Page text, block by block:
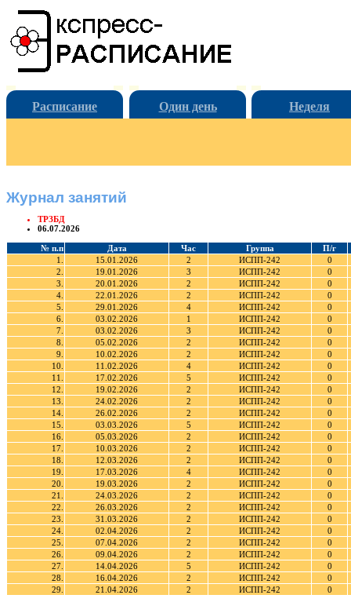
Расписание Один день Неделя
Журнал занятий
ТРЗБД
06.07.2026
№ п.п Дата Час Группа
П/г
1.
15.01.2026 2 ИСПП-242
0
2.
19.01.2026 3 ИСПП-242
0
3.
20.01.2026 2 ИСПП-242
0
4.
22.01.2026 2 ИСПП-242
0
5.
29.01.2026 4 ИСПП-242
0
6.
03.02.2026 1 ИСПП-242
0
7.
03.02.2026 3 ИСПП-242
0
8.
05.02.2026 2 ИСПП-242
0
9.
10.02.2026 2 ИСПП-242
0
10.
11.02.2026 4 ИСПП-242
0
11.
17.02.2026 5 ИСПП-242
0
12.
19.02.2026 2 ИСПП-242
0
13.
24.02.2026 2 ИСПП-242
0
14.
26.02.2026 2 ИСПП-242
0
15.
03.03.2026 5 ИСПП-242
0
16.
05.03.2026 2 ИСПП-242
0
17.
10.03.2026 2 ИСПП-242
0
18.
12.03.2026 2 ИСПП-242
0
19.
17.03.2026 4 ИСПП-242
0
20.
19.03.2026 2 ИСПП-242
0
21.
24.03.2026 2 ИСПП-242
0
22.
26.03.2026 2 ИСПП-242
0
23.
31.03.2026 2 ИСПП-242
0
24.
02.04.2026 2 ИСПП-242
0
25.
07.04.2026 2 ИСПП-242
0
26.
09.04.2026 2 ИСПП-242
0
27.
14.04.2026 5 ИСПП-242
0
28.
16.04.2026 2 ИСПП-242
0
29.
21.04.2026 2 ИСПП-242
0